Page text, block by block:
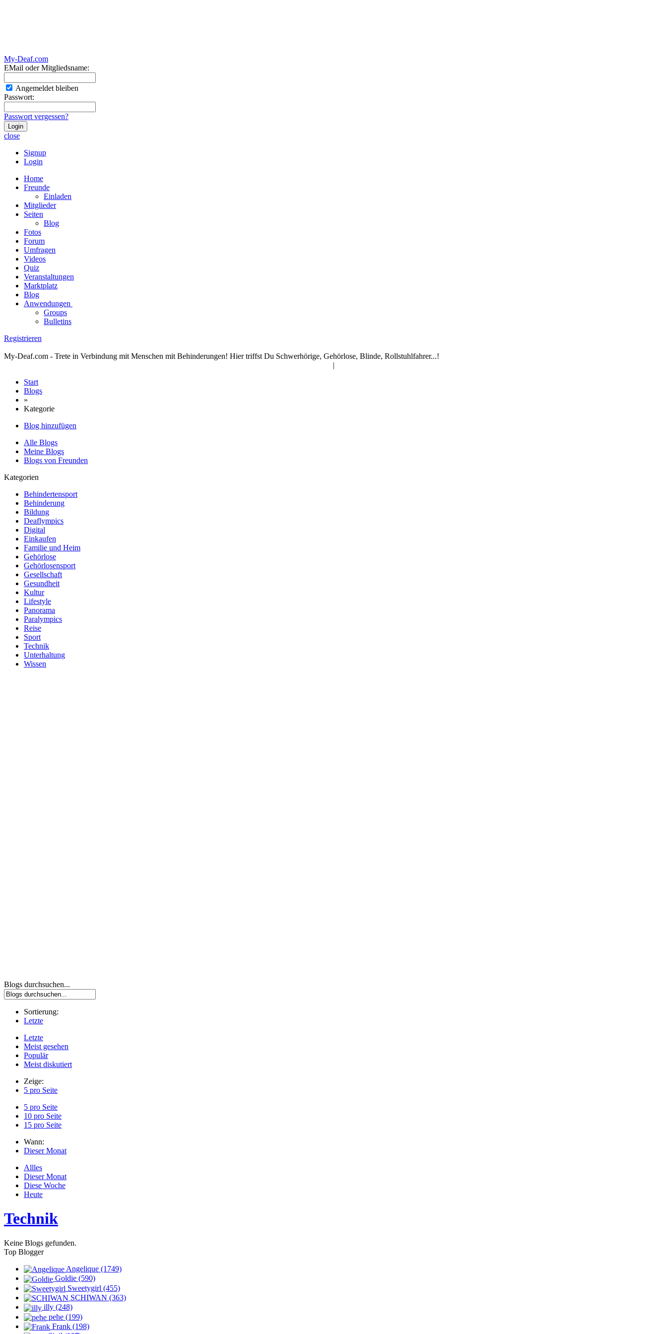
My-Deaf.com
EMail oder Mitgliedsname:
Angemeldet bleiben
Passwort:
Passwort vergessen?
close
Signup
Login
Home
Freunde
Einladen
Mitglieder
Seiten
Blog
Fotos
Forum
Umfragen
Videos
Quiz
Veranstaltungen
Marktplatz
Blog
Anwendungen
Groups
Bulletins
Registrieren
My-Deaf.com - Trete in Verbindung mit Menschen mit Behinderungen! Hier triffst Du Schwerhörige, Gehörlose, Blinde, Rollstuhlfahrer...!
|
Start
Blogs
»
Kategorie
Blog hinzufügen
Alle Blogs
Meine Blogs
Blogs von Freunden
Kategorien
Behindertensport
Behinderung
Bildung
Deaflympics
Digital
Einkaufen
Familie und Heim
Gehörlose
Gehörlosensport
Gesellschaft
Gesundheit
Kultur
Lifestyle
Panorama
Paralympics
Reise
Sport
Technik
Unterhaltung
Wissen
Blogs durchsuchen...
Sortierung:
Letzte
Letzte
Meist gesehen
Populär
Meist diskutiert
Zeige:
5 pro Seite
5 pro Seite
10 pro Seite
15 pro Seite
Wann:
Dieser Monat
Allles
Dieser Monat
Diese Woche
Heute
Technik
Keine Blogs gefunden.
Top Blogger
Angelique (1749)
Goldie (590)
Sweetygirl (455)
SCHIWAN (363)
illy (248)
pehe (199)
Frank (198)